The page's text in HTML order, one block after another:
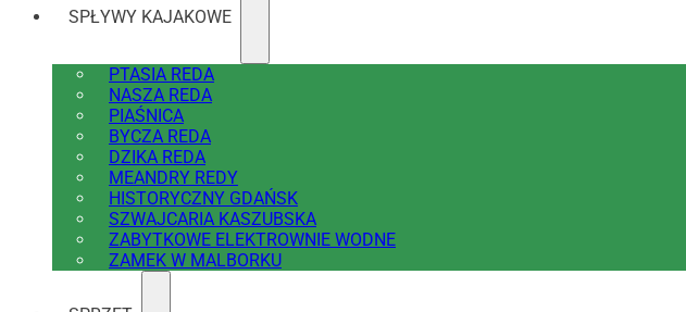
SPŁYWY KAJAKOWE
PTASIA REDA
NASZA REDA
PIAŚNICA
BYCZA REDA
DZIKA REDA
MEANDRY REDY
HISTORYCZNY GDAŃSK
SZWAJCARIA KASZUBSKA
ZABYTKOWE ELEKTROWNIE WODNE
ZAMEK W MALBORKU